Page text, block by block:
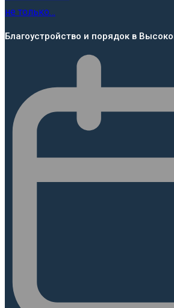
Благоустройство и порядок в